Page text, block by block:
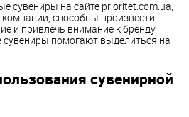
сувениры на сайте prioritet.com.ua,
способны произвести
и привлечь внимание к бренду.
помогают выделиться на
сувенирной